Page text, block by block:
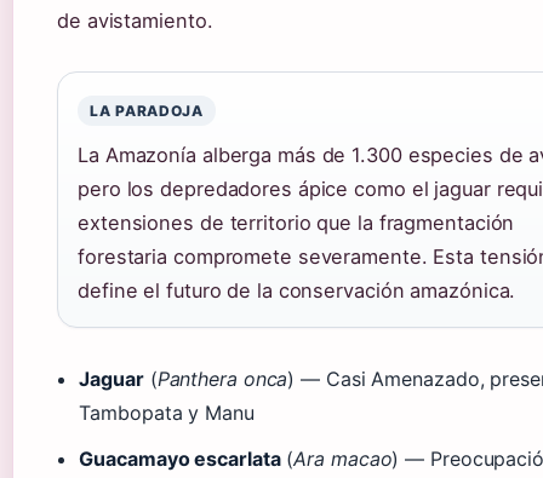
de avistamiento.
LA PARADOJA
La Amazonía alberga más de 1.300 especies de
pero los depredadores ápice como el jaguar
extensiones de territorio que la fragmentación
forestaria compromete severamente. Esta
define el futuro de la conservación amazónica.
Jaguar(Panthera onca) — Casi Amenazado,
Tambopata y Manu
Guacamayo escarlata(Ara macao) —